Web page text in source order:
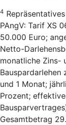
4
PAngV: Tarif XS
50.000 Euro;
Netto-
monatliche Zins-
Bauspardarlehen
und 1 Monat;
Prozent;
Gesamtbetrag